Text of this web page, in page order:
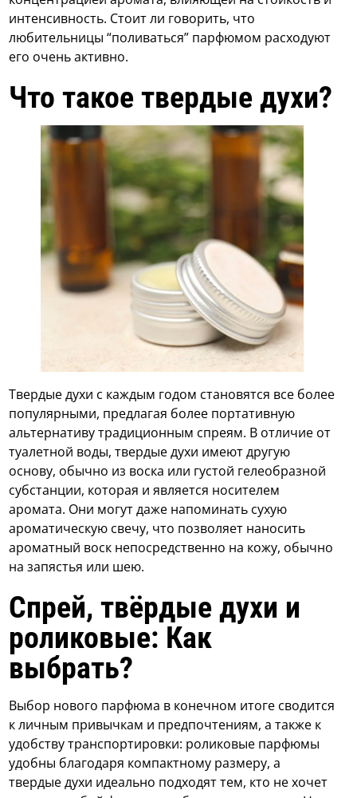
интенсивность. Стоит ли говорить, что
любительницы “поливаться” парфюмом расходуют
его очень активно.
Что такое твердые духи?
Твердые духи с каждым годом становятся все более
популярными, предлагая более портативную
альтернативу традиционным спреям. В отличие от
туалетной воды, твердые духи имеют другую
основу, обычно из воска или густой гелеобразной
субстанции, которая и является носителем
аромата. Они могут даже напоминать сухую
ароматическую свечу, что позволяет наносить
ароматный воск непосредственно на кожу, обычно
на запястья или шею.
Спрей, твёрдые духи и
роликовые: Как
выбрать?
Выбор нового парфюма в конечном итоге сводится
к личным привычкам и предпочтениям, а также к
удобству транспортировки: роликовые парфюмы
удобны благодаря компактному размеру, а
твердые духи идеально подходят тем, кто не хочет